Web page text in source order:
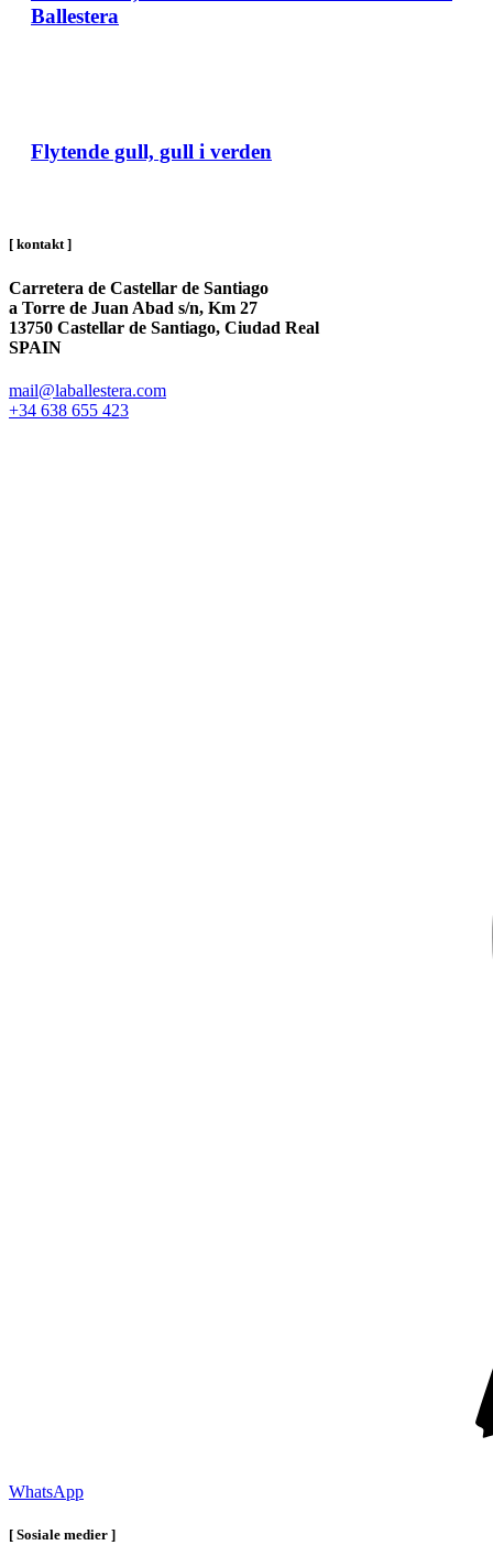
Ballestera
Flytende gull, gull i verden
[ kontakt ]
Carretera de Castellar de Santiago
a Torre de Juan Abad s/n, Km 27
13750 Castellar de Santiago, Ciudad Real
SPAIN
mail@laballestera.com
+34 638 655 423
WhatsApp
[ Sosiale medier ]